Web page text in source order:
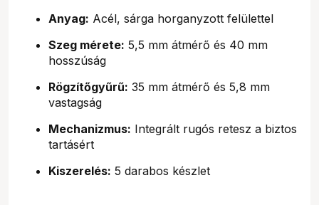
Anyag: Acél, sárga horganyzott felülettel
Szeg mérete: 5,5 mm átmérő és 40 mm
hosszúság
Rögzítőgyűrű: 35 mm átmérő és 5,8 mm
vastagság
Mechanizmus: Integrált rugós retesz a biztos
tartásért
Kiszerelés: 5 darabos készlet